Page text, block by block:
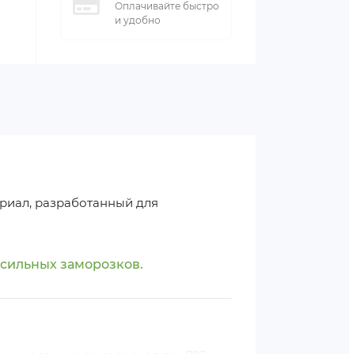
Оплачивайте быстро
и удобно
разработанный для
заморозков.